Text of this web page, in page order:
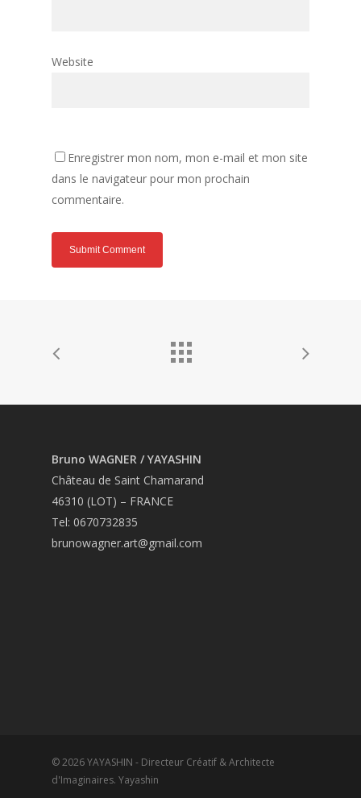
Website
Enregistrer mon nom, mon e-mail et mon site
dans le navigateur pour mon prochain
commentaire.
Bruno WAGNER / YAYASHIN
Château de Saint Chamarand
46310 (LOT) – FRANCE
Tel: 0670732835
brunowagner.art@gmail.com
© 2026 YAYASHIN - Directeur Créatif & Architecte
d'Imaginaires. Yayashin